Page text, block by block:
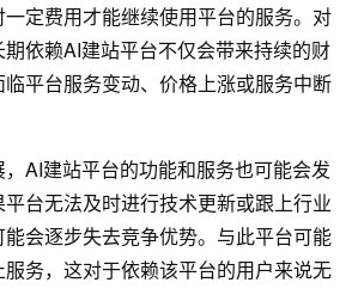
定费用才能继续使用平台的服务。对
依赖AI建站平台不仅会带来持续的财
平台服务变动、价格上涨或服务中断
AI建站平台的功能和服务也可能会发
台无法及时进行技术更新或跟上行业
会逐步失去竞争优势。与此平台可能
务，这对于依赖该平台的用户来说无